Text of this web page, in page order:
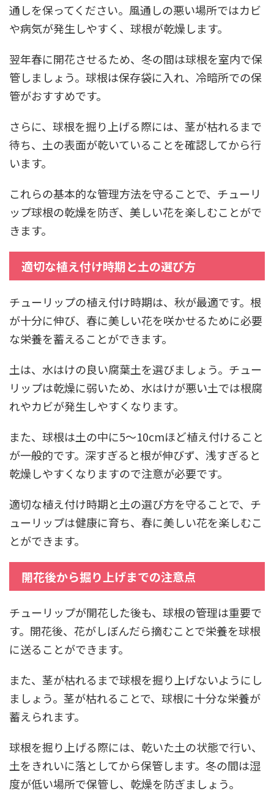
通しを保ってください。風通しの悪い場所ではカビ
や病気が発生しやすく、球根が乾燥します。
翌年春に開花させるため、冬の間は球根を室内で保
管しましょう。球根は保存袋に入れ、冷暗所での保
管がおすすめです。
さらに、球根を掘り上げる際には、茎が枯れるまで
待ち、土の表面が乾いていることを確認してから行
います。
これらの基本的な管理方法を守ることで、チューリ
ップ球根の乾燥を防ぎ、美しい花を楽しむことがで
きます。
適切な植え付け時期と土の選び方
チューリップの植え付け時期は、秋が最適です。根
が十分に伸び、春に美しい花を咲かせるために必要
な栄養を蓄えることができます。
土は、水はけの良い腐葉土を選びましょう。チュー
リップは乾燥に弱いため、水はけが悪い土では根腐
れやカビが発生しやすくなります。
また、球根は土の中に5～10cmほど植え付けること
が一般的です。深すぎると根が伸びず、浅すぎると
乾燥しやすくなりますので注意が必要です。
適切な植え付け時期と土の選び方を守ることで、チ
ューリップは健康に育ち、春に美しい花を楽しむこ
とができます。
開花後から掘り上げまでの注意点
チューリップが開花した後も、球根の管理は重要で
す。開花後、花がしぼんだら摘むことで栄養を球根
に送ることができます。
また、茎が枯れるまで球根を掘り上げないようにし
ましょう。茎が枯れることで、球根に十分な栄養が
蓄えられます。
球根を掘り上げる際には、乾いた土の状態で行い、
土をきれいに落としてから保管します。冬の間は湿
度が低い場所で保管し、乾燥を防ぎましょう。